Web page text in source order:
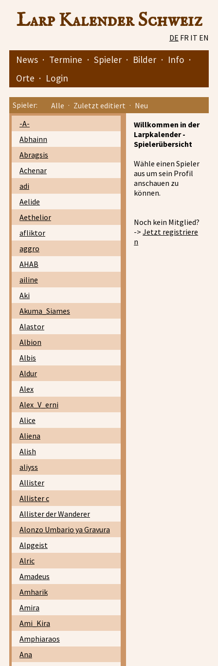
Larp Kalender Schweiz
DE FR IT EN
News · Termine · Spieler · Bilder · Info ·
Orte · Login
Spieler: Alle · Zuletzt editiert · Neu
-A-
Abhainn
Abragsis
Achenar
adi
Aelide
Aethelior
afliktor
aggro
AHAB
ailine
Aki
Akuma_Siames
Alastor
Albion
Albis
Aldur
Alex
Alex_V_erni
Alice
Aliena
Alish
aliyss
Allister
Allister c
Allister der Wanderer
Alonzo Umbario ya Gravura
Alpgeist
Alric
Amadeus
Amharik
Amira
Ami_Kira
Amphiaraos
Ana
Willkommen in der
Larpkalender -
Spielerübersicht
Wähle einen Spieler
aus um sein Profil
anschauen zu
können.
Noch kein Mitglied?
->Jetzt registriere
n